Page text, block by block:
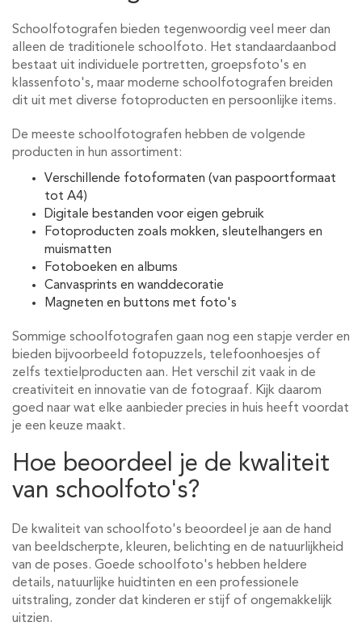
Schoolfotografen bieden tegenwoordig veel meer dan
alleen de traditionele schoolfoto. Het standaardaanbod
bestaat uit individuele portretten, groepsfoto's en
klassenfoto's, maar moderne schoolfotografen breiden
dit uit met diverse fotoproducten en persoonlijke items.
De meeste schoolfotografen hebben de volgende
producten in hun assortiment:
Verschillende fotoformaten (van paspoortformaat
tot A4)
Digitale bestanden voor eigen gebruik
Fotoproducten zoals mokken, sleutelhangers en
muismatten
Fotoboeken en albums
Canvasprints en wanddecoratie
Magneten en buttons met foto's
Sommige schoolfotografen gaan nog een stapje verder en
bieden bijvoorbeeld fotopuzzels, telefoonhoesjes of
zelfs textielproducten aan. Het verschil zit vaak in de
creativiteit en innovatie van de fotograaf. Kijk daarom
goed naar wat elke aanbieder precies in huis heeft voordat
je een keuze maakt.
Hoe beoordeel je de kwaliteit
van schoolfoto's?
De kwaliteit van schoolfoto's beoordeel je aan de hand
van beeldscherpte, kleuren, belichting en de natuurlijkheid
van de poses. Goede schoolfoto's hebben heldere
details, natuurlijke huidtinten en een professionele
uitstraling, zonder dat kinderen er stijf of ongemakkelijk
uitzien.